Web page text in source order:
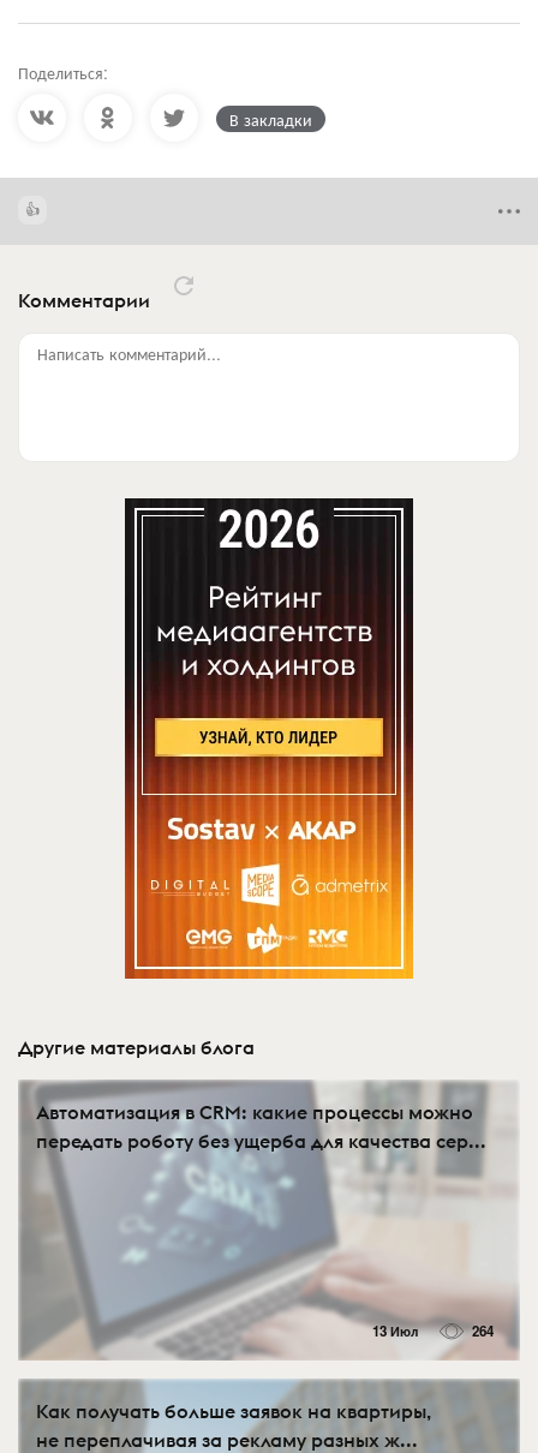
Поделиться:
В закладки
Комментарии
Написать комментарий...
Другие материалы блога
Автоматизация в CRM: какие процессы можно
передать роботу без ущерба для качества сер...
13 Июл 264
Как получать больше заявок на квартиры,
не переплачивая за рекламу разных ж...